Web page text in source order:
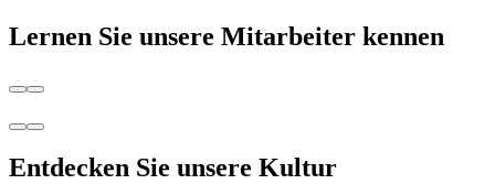
Lernen Sie unsere Mitarbeiter kennen
Entdecken Sie unsere Kultur